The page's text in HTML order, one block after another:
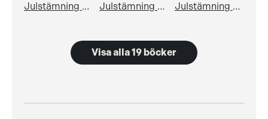
Julstämning 2007 Julstämning 2008 Julstämning 2009
Visa alla 19 böcker